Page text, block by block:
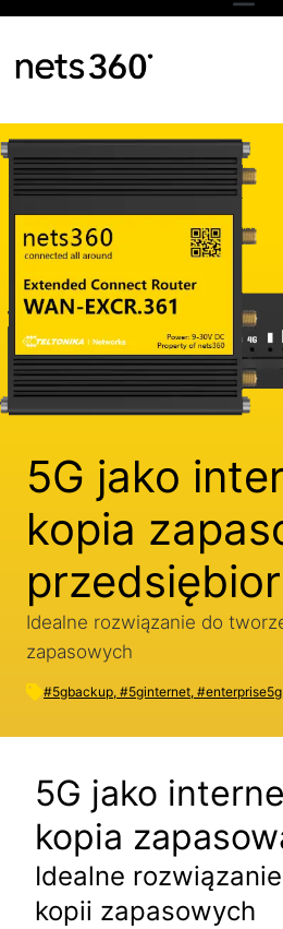
5G jako
kopia
Idealne rozwiązanie do
zapasowych
#5gbackup, #5ginternet, #enterprise5g
5G jako
kopia
Idealne
kopii zapasowych